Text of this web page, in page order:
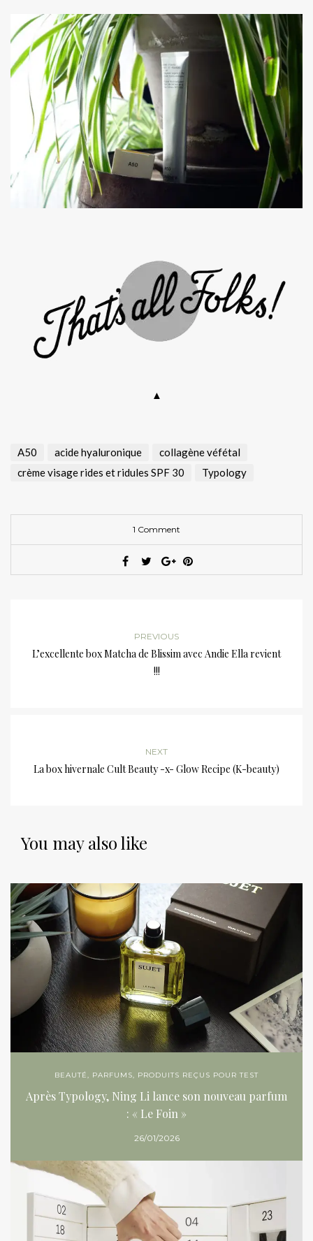
▲
A50 acide hyaluronique
collagène véfétal
crème visage rides et ridules SPF 30
Typology
1 Comment
PREVIOUS
L’excellente box Matcha de Blissim avec Andie Ella revient
!!!
NEXT
La box hivernale Cult Beauty -x- Glow Recipe (K-beauty)
You may also like
BEAUTÉ, PARFUMS, PRODUITS REÇUS POUR TEST
Après Typology, Ning Li lance son nouveau parfum
: « Le Foin »
26/01/2026